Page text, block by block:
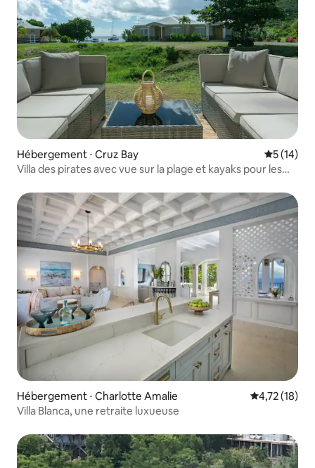
Hébergement ⋅ Cruz Bay
5 (14)
Villa des pirates avec vue sur la plage et kayaks pour les
Hébergement ⋅ Charlotte Amalie Évaluation
4,72 (18)
Villa Blanca, une retraite luxueuse